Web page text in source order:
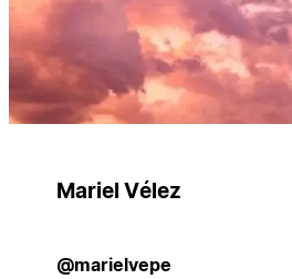
Mariel Vélez
@marielvepe